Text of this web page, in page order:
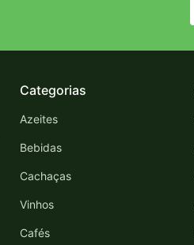
Categorias
Azeites
Bebidas
Cachaças
Vinhos
Cafés